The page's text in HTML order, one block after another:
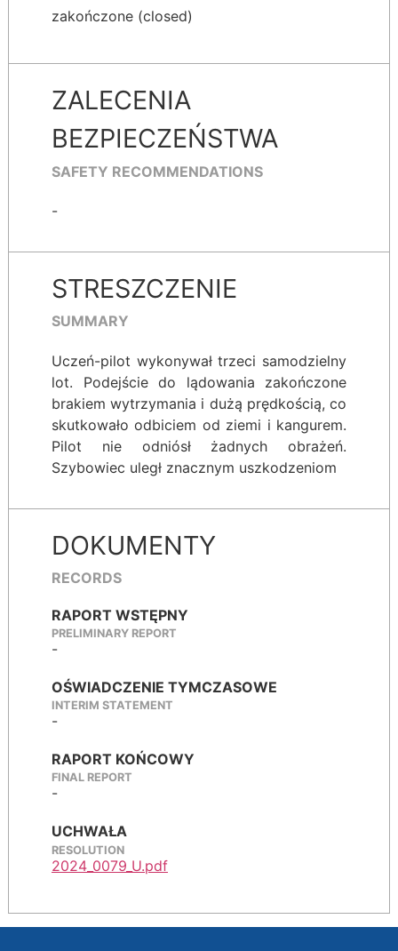
zakończone (closed)
ZALECENIA
BEZPIECZEŃSTWA
SAFETY RECOMMENDATIONS
-
STRESZCZENIE
SUMMARY
Uczeń-pilot wykonywał trzeci samodzielny
lot. Podejście do lądowania zakończone
brakiem wytrzymania i dużą prędkością, co
skutkowało odbiciem od ziemi i kangurem.
Pilot nie odniósł żadnych obrażeń.
Szybowiec uległ znacznym uszkodzeniom
DOKUMENTY
RECORDS
RAPORT WSTĘPNY
PRELIMINARY REPORT
-
OŚWIADCZENIE TYMCZASOWE
INTERIM STATEMENT
-
RAPORT KOŃCOWY
FINAL REPORT
-
UCHWAŁA
RESOLUTION
2024_0079_U.pdf